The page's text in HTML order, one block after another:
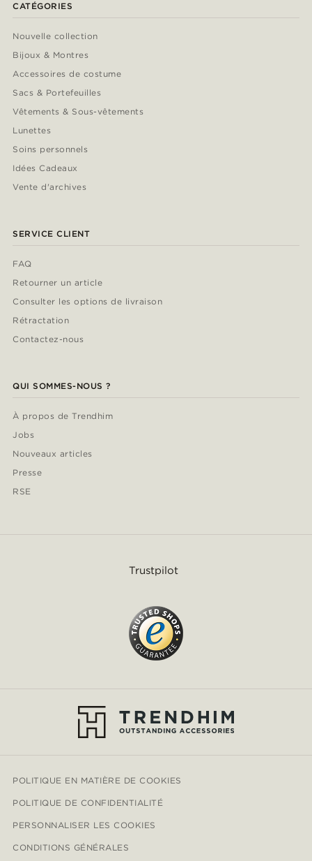
CATÉGORIES
Nouvelle collection
Bijoux & Montres
Accessoires de costume
Sacs & Portefeuilles
Vêtements & Sous-vêtements
Lunettes
Soins personnels
Idées Cadeaux
Vente d'archives
SERVICE CLIENT
FAQ
Retourner un article
Consulter les options de livraison
Rétractation
Contactez-nous
QUI SOMMES-NOUS ?
À propos de Trendhim
Jobs
Nouveaux articles
Presse
RSE
Trustpilot
POLITIQUE EN MATIÈRE DE COOKIES
POLITIQUE DE CONFIDENTIALITÉ
PERSONNALISER LES COOKIES
CONDITIONS GÉNÉRALES